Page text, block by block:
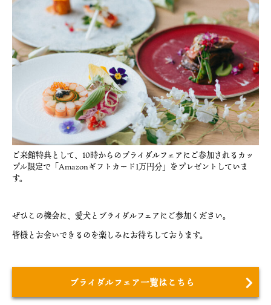
ご来館特典として、10時からのブライダルフェアにご参加されるカッ
プル限定で「Amazonギフトカード1万円分」をプレゼントしていま
す。
ぜひこの機会に、愛犬とブライダルフェアにご参加ください。
皆様とお会いできるのを楽しみにお待ちしております。
ブライダルフェア一覧はこちら